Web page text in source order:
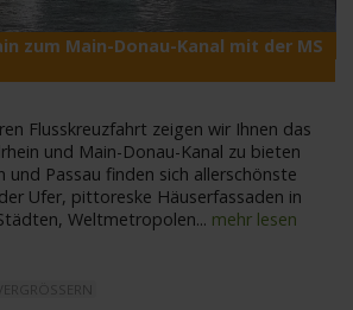
zum Main-Donau-Kanal mit der MS
Flusskreuzfahrt zeigen wir Ihnen das
und Main-Donau-Kanal zu bieten
und Passau finden sich allerschönste
Ufer, pittoreske Häuserfassaden in
Weltmetropolen... mehr lesen